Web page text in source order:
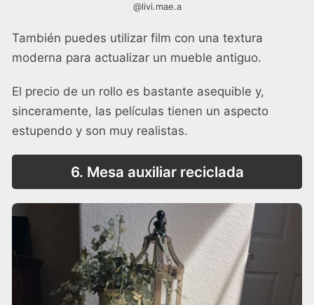
@livi.mae.a
También puedes utilizar film con una textura
moderna para actualizar un mueble antiguo.
El precio de un rollo es bastante asequible y,
sinceramente, las películas tienen un aspecto
estupendo y son muy realistas.
6. Mesa auxiliar reciclada